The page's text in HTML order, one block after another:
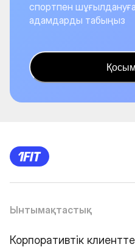
спортпен
адамдарды табыңыз
Ынтымақтастық
Корпоративтік